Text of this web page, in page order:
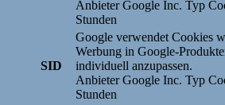
Anbieter Google Inc. Typ
Stunden
SID
Google verwendet Cookies
Werbung in Google-
individuell anzupassen.
Anbieter Google Inc. Typ
Stunden